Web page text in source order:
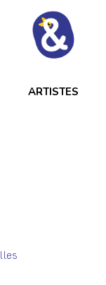
ARTISTES